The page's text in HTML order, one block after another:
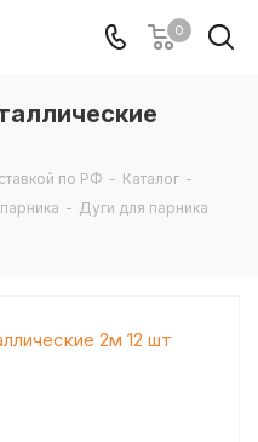
0
по РФ - Каталог -
- Дуги для парника